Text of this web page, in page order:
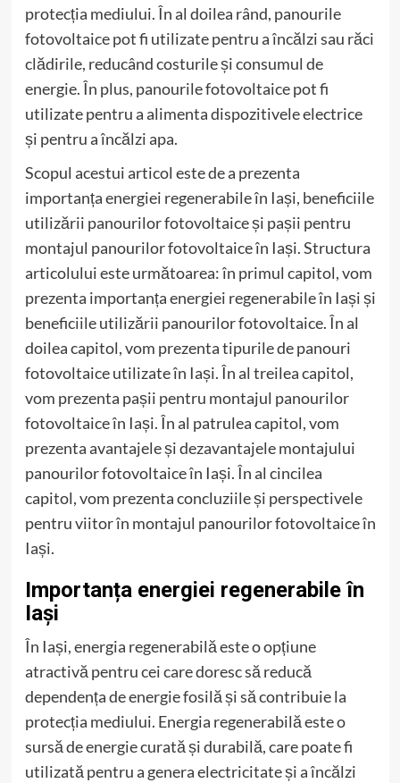
protecția mediului. În al doilea rând, panourile
fotovoltaice pot fi utilizate pentru a încălzi sau răci
clădirile, reducând costurile și consumul de
energie. În plus, panourile fotovoltaice pot fi
utilizate pentru a alimenta dispozitivele electrice
și pentru a încălzi apa.
Scopul acestui articol este de a prezenta
importanța energiei regenerabile în Iași, beneficiile
utilizării panourilor fotovoltaice și pașii pentru
montajul panourilor fotovoltaice în Iași. Structura
articolului este următoarea: în primul capitol, vom
prezenta importanța energiei regenerabile în Iași și
beneficiile utilizării panourilor fotovoltaice. În al
doilea capitol, vom prezenta tipurile de panouri
fotovoltaice utilizate în Iași. În al treilea capitol,
vom prezenta pașii pentru montajul panourilor
fotovoltaice în Iași. În al patrulea capitol, vom
prezenta avantajele și dezavantajele montajului
panourilor fotovoltaice în Iași. În al cincilea
capitol, vom prezenta concluziile și perspectivele
pentru viitor în montajul panourilor fotovoltaice în
Iași.
Importanța energiei regenerabile în
Iași
În Iași, energia regenerabilă este o opțiune
atractivă pentru cei care doresc să reducă
dependența de energie fosilă și să contribuie la
protecția mediului. Energia regenerabilă este o
sursă de energie curată și durabilă, care poate fi
utilizată pentru a genera electricitate și a încălzi